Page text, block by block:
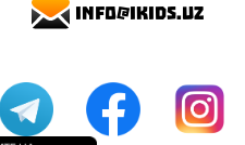
info@ikids.uz